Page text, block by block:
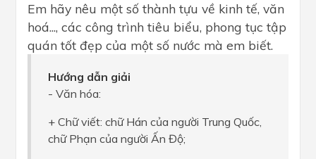
Em hãy nêu một số thành tựu về kinh tế, văn
hoá..., các công trình tiêu biểu, phong tục tập
quán tốt đẹp của một số nước mà em biết.
Hướng dẫn giải
- Văn hóa:
+ Chữ viết: chữ Hán của người Trung Quốc,
chữ Phạn của người Ấn Độ;